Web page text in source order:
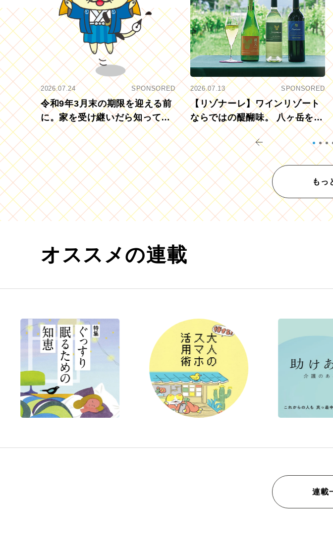
2026.07.24 SPONSORED
令和9年3月末の期限を迎える前
に。家を受け継いだら知ってお
きたい「相続登記の義務化」
2026.07.13 SPONSORED
【リゾナーレ】ワインリゾート
ならではの醍醐味。 八ヶ岳を望
むブドウ畑でアペロ
もっ
オススメの連載
連載